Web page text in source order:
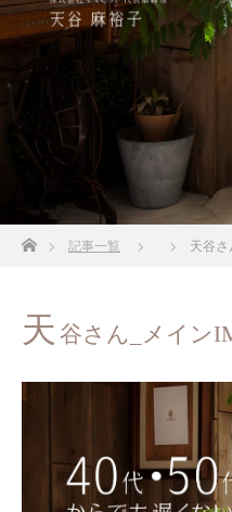
ホーム記事一覧 天谷さ
天 谷さん_メイン